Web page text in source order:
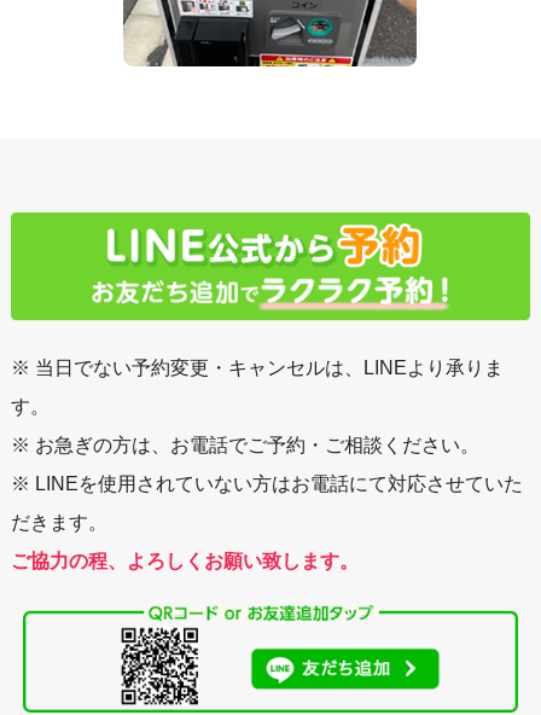
※ 当日でない予約変更・キャンセルは、LINEより承りま
す。
※ お急ぎの方は、お電話でご予約・ご相談ください。
※ LINEを使用されていない方はお電話にて対応させていた
だきます。
ご協力の程、よろしくお願い致します。